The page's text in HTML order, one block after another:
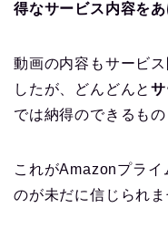
得なサービス内容を
動画の内容もサービ
したが、どんどんと
では納得のできるもの
これがAmazonプライ
のが未だに信じられま